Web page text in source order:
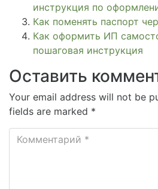
инструкция по
Как поменять паспорт
Как оформить ИП
пошаговая инструкция
Оставить
Your email address will not be
fields are marked *